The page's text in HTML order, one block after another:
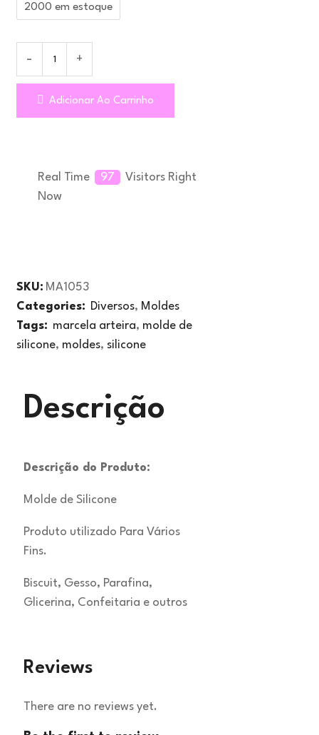
2000 em estoque
Adicionar Ao Carrinho
Real Time 97
Visitors Right
Now
SKU: MA1053
Categories: Diversos, Moldes
Tags: marcela arteira, molde de
silicone, moldes, silicone
Descrição
Descrição do Produto:
Molde de Silicone
Produto utilizado Para Vários
Fins.
Biscuit, Gesso, Parafina,
Glicerina, Confeitaria e outros
Reviews
There are no reviews yet.